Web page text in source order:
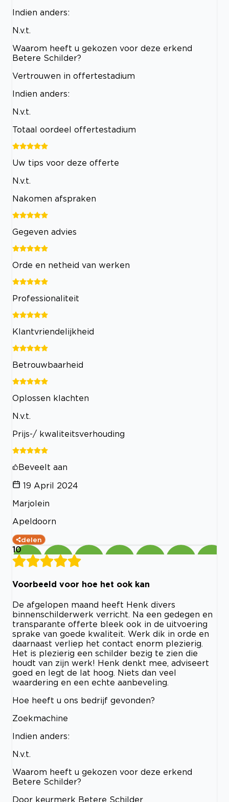
Indien anders:
N.v.t.
Waarom heeft u gekozen voor deze erkend
Betere Schilder?
Vertrouwen in offertestadium
Indien anders:
N.v.t.
Totaal oordeel offertestadium
Uw tips voor deze offerte
N.v.t.
Nakomen afspraken
Gegeven advies
Orde en netheid van werken
Professionaliteit
Klantvriendelijkheid
Betrouwbaarheid
Oplossen klachten
N.v.t.
Prijs-/ kwaliteitsverhouding
Beveelt aan
19 April 2024
Marjolein
Apeldoorn
delen
10
Voorbeeld voor hoe het ook kan
De afgelopen maand heeft Henk divers
binnenschilderwerk verricht. Na een gedegen en
transparante offerte bleek ook in de uitvoering
sprake van goede kwaliteit. Werk dik in orde en
daarnaast verliep het contact enorm plezierig.
Het is plezierig een schilder bezig te zien die
houdt van zijn werk! Henk denkt mee, adviseert
goed en legt de lat hoog. Niets dan veel
waardering en een echte aanbeveling.
Hoe heeft u ons bedrijf gevonden?
Zoekmachine
Indien anders:
N.v.t.
Waarom heeft u gekozen voor deze erkend
Betere Schilder?
Door keurmerk Betere Schilder